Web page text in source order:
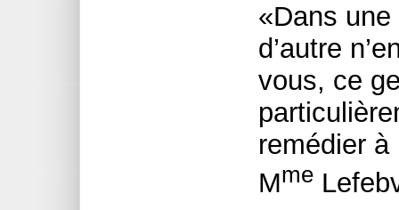
«Dans
d’autre
vous, ce
remédier à
Mme